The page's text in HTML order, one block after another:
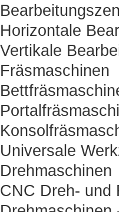
Horizontale
Vertikale
Fräsmaschinen
Universale
Drehmaschinen
CNC Dreh- und